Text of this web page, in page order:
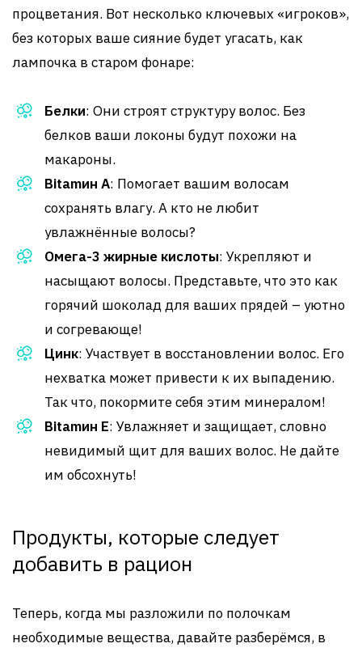
процветания. Вот несколько ключевых «игроков»,
без которых ваше сияние будет угасать, как
лампочка в старом фонаре:
Белки: Они строят структуру волос. Без
белков ваши локоны будут похожи на
макароны.
Вitamин A: Помогает вашим волосам
сохранять влагу. А кто не любит
увлажнённые волосы?
Омега-3 жирные кислоты: Укрепляют и
насыщают волосы. Представьте, что это как
горячий шоколад для ваших прядей – уютно
и согревающе!
Цинк: Участвует в восстановлении волос. Его
нехватка может привести к их выпадению.
Так что, покормите себя этим минералом!
Вitamин E: Увлажняет и защищает, словно
невидимый щит для ваших волос. Не дайте
им обсохнуть!
Продукты, которые следует
добавить в рацион
Теперь, когда мы разложили по полочкам
необходимые вещества, давайте разберёмся, в